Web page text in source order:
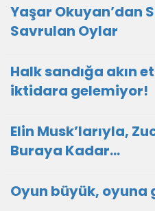
Yaşar Okuyan’dan
Savrulan Oylar
Halk sandığa akın
iktidara gelemiyor!
Elin Musk’larıyla,
Buraya Kadar…
Oyun büyük, oyuna